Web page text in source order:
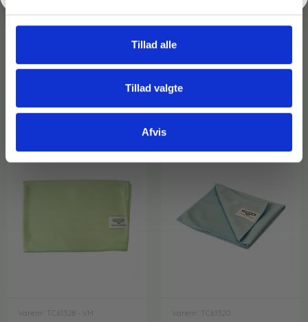
Tillad alle
Tillad valgte
Afvis
Polisyn – 500 ml.
På lager
Polisyn – 1000 ml.
31,60
På lager
Varenr: TC61528 - VM Varenr: TC61520